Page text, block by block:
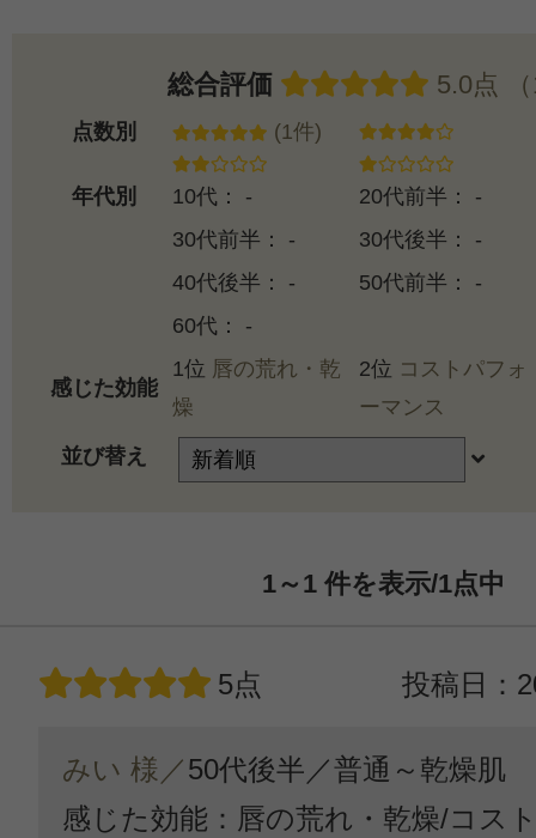
総合評価 5.0点
点数別 (1件)
年代別 10代： -
20代前半： -
30代前半： -
30代後半： -
40代後半： -
50代前半： -
60代： -
感じた効能
1位 唇の荒れ・乾
燥
2位 コストパフォ
ーマンス
並び替え
1～1件を表示/1点中
5点 投稿日：
みい 様／50代後半／普通～乾燥肌
感じた効能：唇の荒れ・乾燥/コス